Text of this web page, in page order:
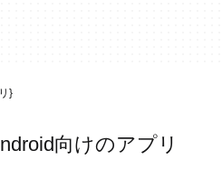
}
向けのアプリ